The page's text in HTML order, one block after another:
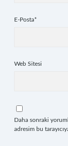
E-Posta*
Web Sitesi
Daha sonraki
adresim bu